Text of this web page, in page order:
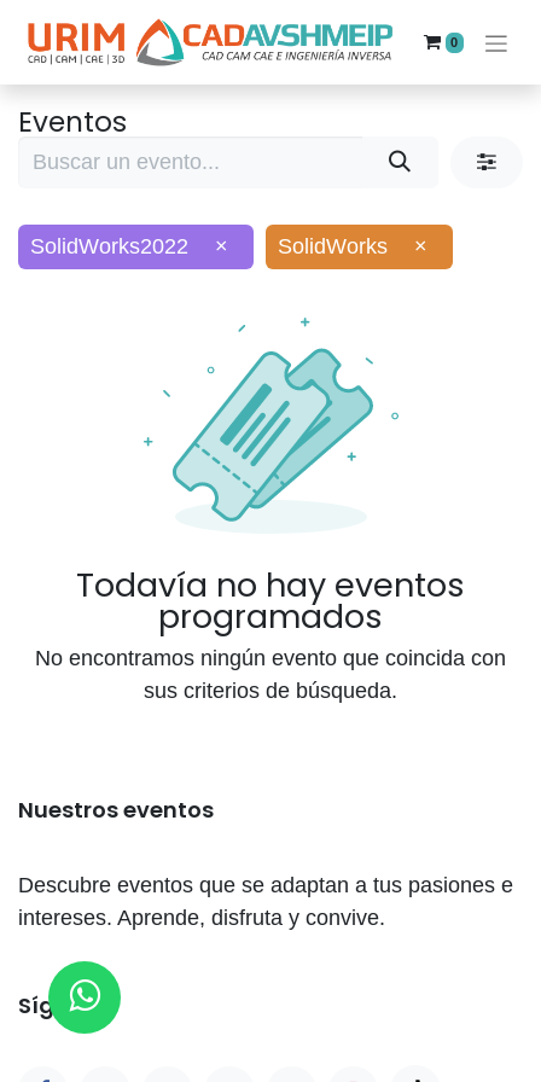
0
Eventos
SolidWorks2022 × SolidWorks ×
Todavía no hay eventos
programados
No encontramos ningún evento que coincida con
sus criterios de búsqueda.
Nuestros eventos
Descubre eventos que se adaptan a tus pasiones e
intereses. Aprende, disfruta y convive.
Síganos